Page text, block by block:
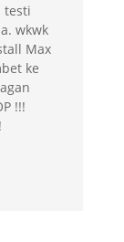
testi
wkwk
Max
ke
!!!